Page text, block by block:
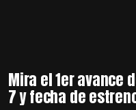
Mira el 1er avance
7 y fecha de